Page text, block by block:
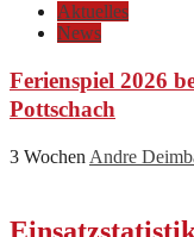
Aktuelles
News
Ferienspiel 2026
Pottschach
3 Wochen Andre